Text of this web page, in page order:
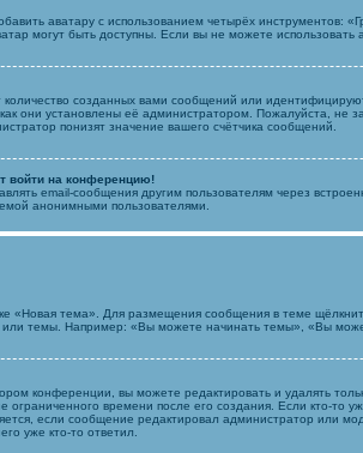
аватару с использованием четырёх инструментов:
могут быть доступны. Если вы не можете
созданных вами сообщений или
они установлены её администратором. Пожалуйста,
понизят значение вашего счётчика сообщений.
войти на конференцию!
email-сообщения другим пользователям через
анонимными пользователями.
«Новая тема». Для размещения сообщения в теме
или темы. Например: «Вы можете начинать темы», «Вы
конференции, вы можете редактировать и удалять
времени после его создания. Если кто-то
если сообщение редактировал администратор или
уже кто-то ответил.